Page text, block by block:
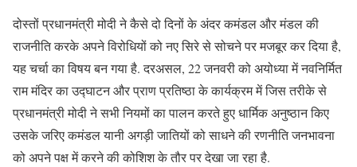
दोस्तों प्रधानमंत्री मोदी ने कैसे दो दिनों के अंदर कमंडल और मंडल की
राजनीति करके अपने विरोधियों को नए सिरे से सोचने पर मजबूर कर दिया है,
यह चर्चा का विषय बन गया है. दरअसल, 22 जनवरी को अयोध्या में नवनिर्मित
राम मंदिर का उद्घाटन और प्राण प्रतिष्ठा के कार्यक्रम में जिस तरीके से
प्रधानमंत्री मोदी ने सभी नियमों का पालन करते हुए धार्मिक अनुष्ठान किए
उसके जरिए कमंडल यानी अगड़ी जातियों को साधने की रणनीति जनभावना
को अपने पक्ष में करने की कोशिश के तौर पर देखा जा रहा है.